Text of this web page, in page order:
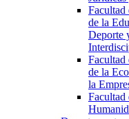
Facultad
de la
Deporte
Facultad
de la
la
Facultad